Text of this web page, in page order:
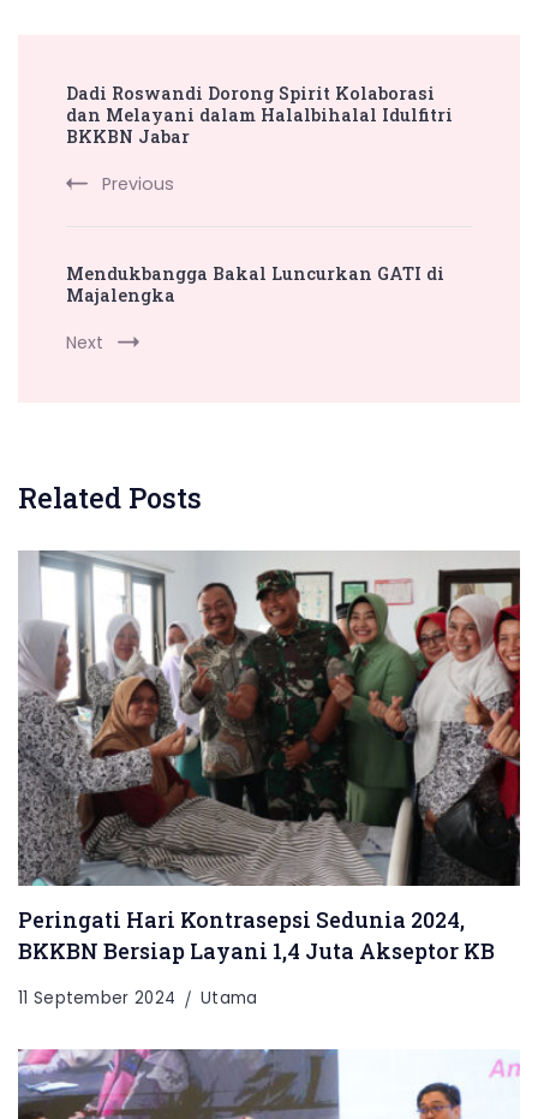
Navigation
Dadi Roswandi Dorong Spirit Kolaborasi
dan Melayani dalam Halalbihalal Idulfitri
BKKBN Jabar
Previous
Mendukbangga Bakal Luncurkan GATI di
Majalengka
Next
Related Posts
Peringati Hari Kontrasepsi Sedunia 2024,
BKKBN Bersiap Layani 1,4 Juta Akseptor KB
11 September 2024 Utama